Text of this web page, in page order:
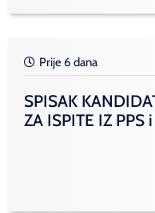
Prije 6 dana
SPISAK
ZA ISPITE IZ PPS